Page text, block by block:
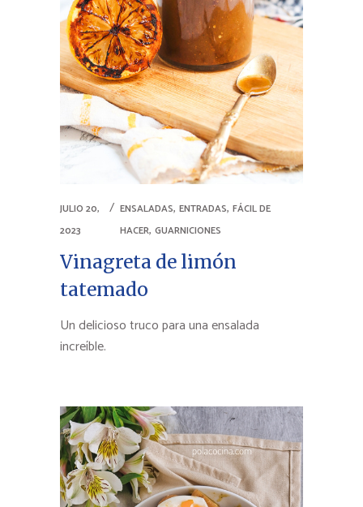
JULIO 20,
2023
ENSALADAS,ENTRADAS,FÁCIL DE
HACER,GUARNICIONES
Vinagreta de limón
tatemado
Un delicioso truco para una ensalada
increíble.